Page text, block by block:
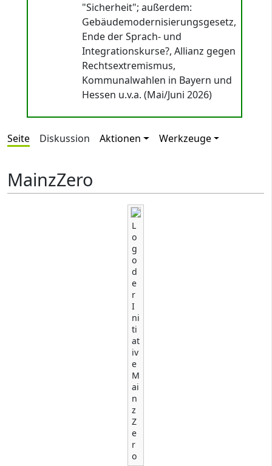
"Sicherheit"; außerdem:
Gebäudemodernisierungsgesetz,
Ende der Sprach- und
Integrationskurse?, Allianz gegen
Rechtsextremismus,
Kommunalwahlen in Bayern und
Hessen u.v.a. (Mai/Juni 2026)
Seite Diskussion Aktionen Werkzeuge
MainzZero
L
o
g
o
d
e
r
I
ni
ti
at
iv
e
M
ai
n
z
Z
e
r
o